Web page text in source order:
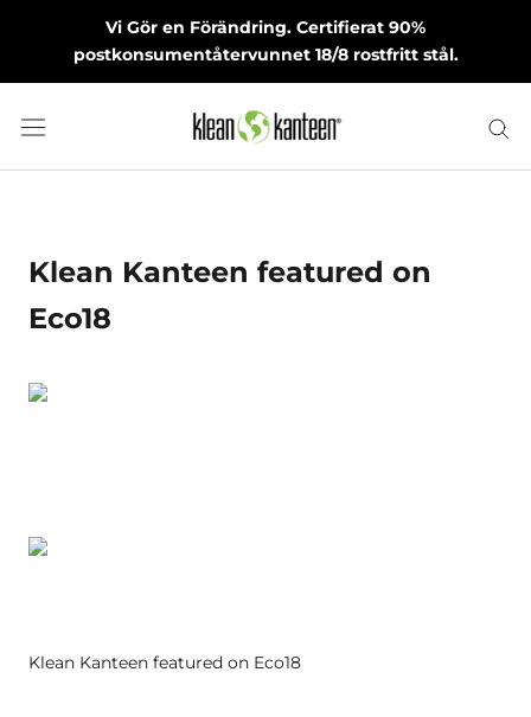
Vi Gör en Förändring. Certifierat 90%
postkonsumentåtervunnet 18/8 rostfritt stål.
Klean Kanteen featured on
Eco18
Klean Kanteen featured on Eco18